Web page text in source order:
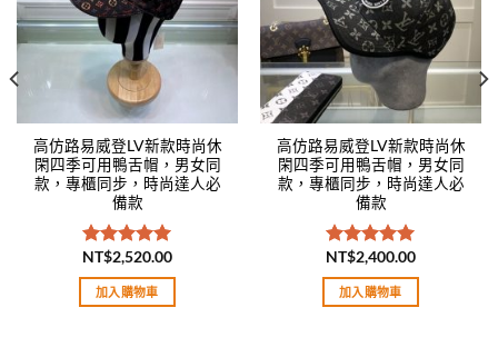
高仿路易威登LV新款時尚休
閑四季可用鴨舌帽，男女同
款，專櫃同步，時尚達人必
備款
評分5.00
滿分 5
NT$2,520.00
加入購物車
高仿路易威登LV新款時尚休
閑四季可用鴨舌帽，男女同
款，專櫃同步，時尚達人必
備款
評分5.00
滿分 5
NT$2,400.00
加入購物車